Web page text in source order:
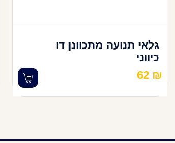
גלאי תנועה מתכוונן דו
כיווני
62 ₪